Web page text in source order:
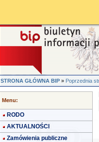
STRONA GŁÓWNA BIP»Poprzednia
Menu:
RODO
AKTUALNOŚCI
Zamówienia publiczne